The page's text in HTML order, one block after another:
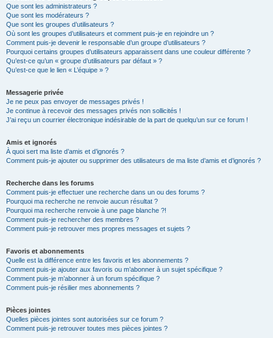
Que sont les administrateurs ?
Que sont les modérateurs ?
Que sont les groupes d’utilisateurs ?
Où sont les groupes d’utilisateurs et comment puis-je en rejoindre un ?
Comment puis-je devenir le responsable d’un groupe d’utilisateurs ?
Pourquoi certains groupes d’utilisateurs apparaissent dans une couleur différente ?
Qu’est-ce qu’un « groupe d’utilisateurs par défaut » ?
Qu’est-ce que le lien « L’équipe » ?
Messagerie privée
Je ne peux pas envoyer de messages privés !
Je continue à recevoir des messages privés non sollicités !
J’ai reçu un courrier électronique indésirable de la part de quelqu’un sur ce forum !
Amis et ignorés
À quoi sert ma liste d’amis et d’ignorés ?
Comment puis-je ajouter ou supprimer des utilisateurs de ma liste d’amis et d’ignorés ?
Recherche dans les forums
Comment puis-je effectuer une recherche dans un ou des forums ?
Pourquoi ma recherche ne renvoie aucun résultat ?
Pourquoi ma recherche renvoie à une page blanche ?!
Comment puis-je rechercher des membres ?
Comment puis-je retrouver mes propres messages et sujets ?
Favoris et abonnements
Quelle est la différence entre les favoris et les abonnements ?
Comment puis-je ajouter aux favoris ou m’abonner à un sujet spécifique ?
Comment puis-je m’abonner à un forum spécifique ?
Comment puis-je résilier mes abonnements ?
Pièces jointes
Quelles pièces jointes sont autorisées sur ce forum ?
Comment puis-je retrouver toutes mes pièces jointes ?